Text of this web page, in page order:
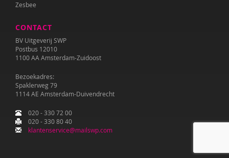
Zesbee
CONTACT
BV Uitgeverij SWP
Postbus 12010
1100 AA Amsterdam-Zuidoost
Bezoekadres:
Spaklerweg 79
1114 AE Amsterdam-Duivendrecht
020 - 330 72 00
020 - 330 80 40
klantenservice@mailswp.com